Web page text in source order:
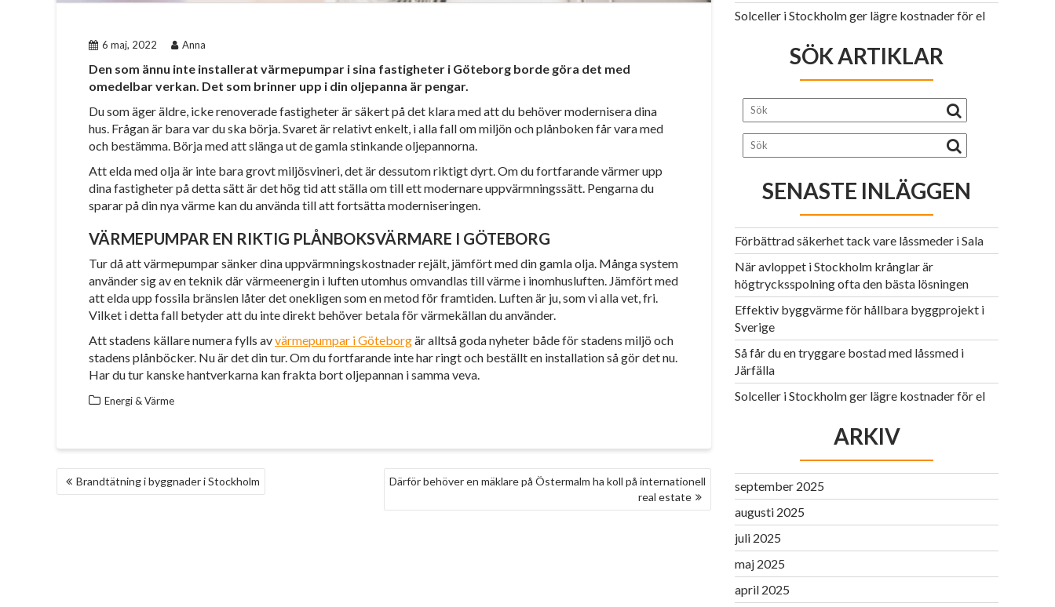
6 maj, 2022 Anna
Den som ännu inte installerat värmepumpar i sina fastigheter i Göteborg borde göra det med
omedelbar verkan. Det som brinner upp i din oljepanna är pengar.
Du som äger äldre, icke renoverade fastigheter är säkert på det klara med att du behöver modernisera dina
hus. Frågan är bara var du ska börja. Svaret är relativt enkelt, i alla fall om miljön och plånboken får vara med
och bestämma. Börja med att slänga ut de gamla stinkande oljepannorna.
Att elda med olja är inte bara grovt miljösvineri, det är dessutom riktigt dyrt. Om du fortfarande värmer upp
dina fastigheter på detta sätt är det hög tid att ställa om till ett modernare uppvärmningssätt. Pengarna du
sparar på din nya värme kan du använda till att fortsätta moderniseringen.
VÄRMEPUMPAR EN RIKTIG PLÅNBOKSVÄRMARE I GÖTEBORG
Tur då att värmepumpar sänker dina uppvärmningskostnader rejält, jämfört med din gamla olja. Många system
använder sig av en teknik där värmeenergin i luften utomhus omvandlas till värme i inomhusluften. Jämfört med
att elda upp fossila bränslen låter det onekligen som en metod för framtiden. Luften är ju, som vi alla vet, fri.
Vilket i detta fall betyder att du inte direkt behöver betala för värmekällan du använder.
Att stadens källare numera fylls avvärmepumpar i Göteborgär alltså goda nyheter både för stadens miljö och
stadens plånböcker. Nu är det din tur. Om du fortfarande inte har ringt och beställt en installation så gör det nu.
Har du tur kanske hantverkarna kan frakta bort oljepannan i samma veva.
Energi & Värme
INLÄGGSNAVIGERING
Brandtätning i byggnader i Stockholm
Därför behöver en mäklare på Östermalm ha koll på internationell
real estate
Solceller i Stockholm ger lägre kostnader för el
SÖK ARTIKLAR
SENASTE INLÄGGEN
Förbättrad säkerhet tack vare låssmeder i Sala
När avloppet i Stockholm krånglar är
högtrycksspolning ofta den bästa lösningen
Effektiv byggvärme för hållbara byggprojekt i
Sverige
Så får du en tryggare bostad med låssmed i
Järfälla
Solceller i Stockholm ger lägre kostnader för el
ARKIV
september 2025
augusti 2025
juli 2025
maj 2025
april 2025